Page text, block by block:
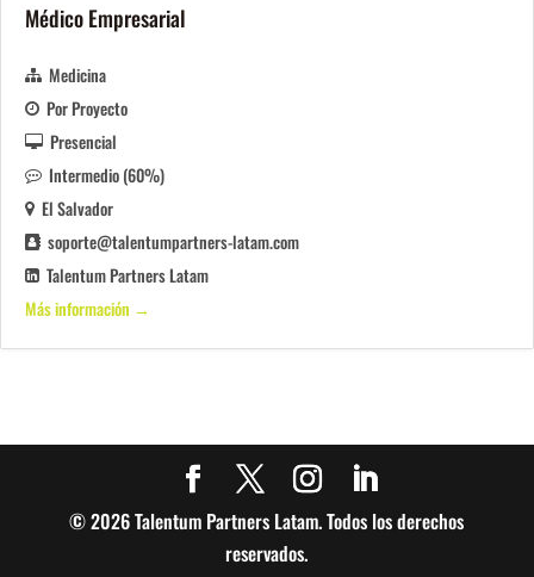
Médico Empresarial
Medicina
Por Proyecto
Presencial
Intermedio (60%)
El Salvador
soporte@talentumpartners-latam.com
Talentum Partners Latam
Más información
© 2026 Talentum Partners Latam. Todos los derechos
reservados.